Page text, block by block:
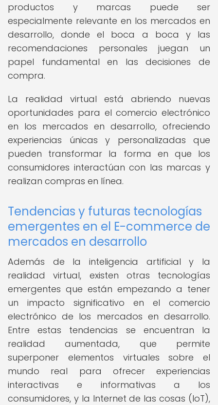
productos y marcas puede ser
especialmente relevante en los mercados en
desarrollo, donde el boca a boca y las
recomendaciones personales juegan un
papel fundamental en las decisiones de
compra.
La realidad virtual está abriendo nuevas
oportunidades para el comercio electrónico
en los mercados en desarrollo, ofreciendo
experiencias únicas y personalizadas que
pueden transformar la forma en que los
consumidores interactúan con las marcas y
realizan compras en línea.
Tendencias y futuras tecnologías
emergentes en el E-commerce de
mercados en desarrollo
Además de la inteligencia artificial y la
realidad virtual, existen otras tecnologías
emergentes que están empezando a tener
un impacto significativo en el comercio
electrónico de los mercados en desarrollo.
Entre estas tendencias se encuentran la
realidad aumentada, que permite
superponer elementos virtuales sobre el
mundo real para ofrecer experiencias
interactivas e informativas a los
consumidores, y la Internet de las cosas (IoT),